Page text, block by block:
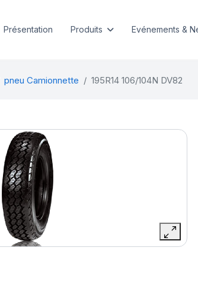
Présentation Produits Evénements &
pneu Camionnette 195R14 106/104N DV82